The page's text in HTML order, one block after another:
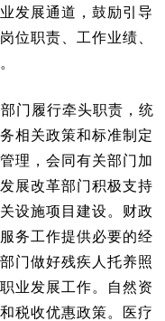
发展通道，鼓励引导
位职责、工作业绩、
门履行牵头职责，统
相关政策和标准制定
理，会同有关部门加
展改革部门积极支持
设施项目建设。财政
务工作提供必要的经
门做好残疾人托养照
业发展工作。自然资
税收优惠政策。医疗